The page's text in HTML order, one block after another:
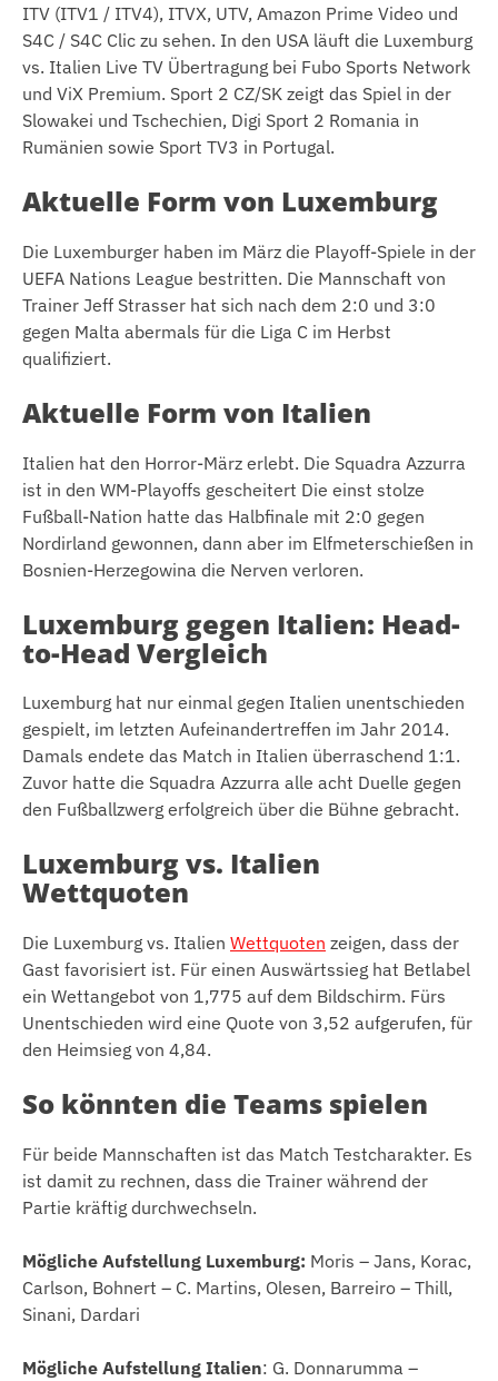
ITV (ITV1 / ITV4), ITVX, UTV, Amazon Prime Video und
S4C / S4C Clic zu sehen. In den USA läuft die Luxemburg
vs. Italien Live TV Übertragung bei Fubo Sports Network
und ViX Premium. Sport 2 CZ/SK zeigt das Spiel in der
Slowakei und Tschechien, Digi Sport 2 Romania in
Rumänien sowie Sport TV3 in Portugal.
Aktuelle Form von Luxemburg
Die Luxemburger haben im März die Playoff-Spiele in der
UEFA Nations League bestritten. Die Mannschaft von
Trainer Jeff Strasser hat sich nach dem 2:0 und 3:0
gegen Malta abermals für die Liga C im Herbst
qualifiziert.
Aktuelle Form von Italien
Italien hat den Horror-März erlebt. Die Squadra Azzurra
ist in den WM-Playoffs gescheitert Die einst stolze
Fußball-Nation hatte das Halbfinale mit 2:0 gegen
Nordirland gewonnen, dann aber im Elfmeterschießen in
Bosnien-Herzegowina die Nerven verloren.
Luxemburg gegen Italien: Head-
to-Head Vergleich
Luxemburg hat nur einmal gegen Italien unentschieden
gespielt, im letzten Aufeinandertreffen im Jahr 2014.
Damals endete das Match in Italien überraschend 1:1.
Zuvor hatte die Squadra Azzurra alle acht Duelle gegen
den Fußballzwerg erfolgreich über die Bühne gebracht.
Luxemburg vs. Italien
Wettquoten
Die Luxemburg vs. Italien Wettquoten zeigen, dass der
Gast favorisiert ist. Für einen Auswärtssieg hat Betlabel
ein Wettangebot von 1,775 auf dem Bildschirm. Fürs
Unentschieden wird eine Quote von 3,52 aufgerufen, für
den Heimsieg von 4,84.
So könnten die Teams spielen
Für beide Mannschaften ist das Match Testcharakter. Es
ist damit zu rechnen, dass die Trainer während der
Partie kräftig durchwechseln.
Mögliche Aufstellung Luxemburg: Moris – Jans, Korac,
Carlson, Bohnert – C. Martins, Olesen, Barreiro – Thill,
Sinani, Dardari
Mögliche Aufstellung Italien: G. Donnarumma –